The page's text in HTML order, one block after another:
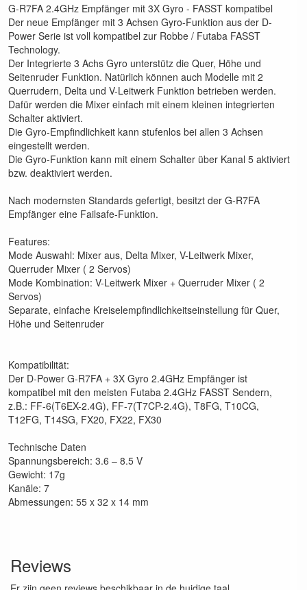
G-R7FA 2.4GHz Empfänger mit 3X Gyro - FASST kompatibel
Der neue Empfänger mit 3 Achsen Gyro-Funktion aus der D-
Power Serie ist voll kompatibel zur Robbe / Futaba FASST
Technology.
Der Integrierte 3 Achs Gyro unterstütz die Quer, Höhe und
Seitenruder Funktion. Natürlich können auch Modelle mit 2
Querrudern, Delta und V-Leitwerk Funktion betrieben werden.
Dafür werden die Mixer einfach mit einem kleinen integrierten
Schalter aktiviert.
Die Gyro-Empfindlichkeit kann stufenlos bei allen 3 Achsen
eingestellt werden.
Die Gyro-Funktion kann mit einem Schalter über Kanal 5 aktiviert
bzw. deaktiviert werden.
Nach modernsten Standards gefertigt, besitzt der G-R7FA
Empfänger eine Failsafe-Funktion.
Features:
Mode Auswahl: Mixer aus, Delta Mixer, V-Leitwerk Mixer,
Querruder Mixer ( 2 Servos)
Mode Kombination: V-Leitwerk Mixer + Querruder Mixer ( 2
Servos)
Separate, einfache Kreiselempfindlichkeitseinstellung für Quer,
Höhe und Seitenruder
Kompatibilität:
Der D-Power G-R7FA + 3X Gyro 2.4GHz Empfänger ist
kompatibel mit den meisten Futaba 2.4GHz FASST Sendern,
z.B.: FF-6(T6EX-2.4G), FF-7(T7CP-2.4G), T8FG, T10CG,
T12FG, T14SG, FX20, FX22, FX30
Technische Daten
Spannungsbereich: 3.6 – 8.5 V
Gewicht: 17g
Kanäle: 7
Abmessungen: 55 x 32 x 14 mm
Reviews